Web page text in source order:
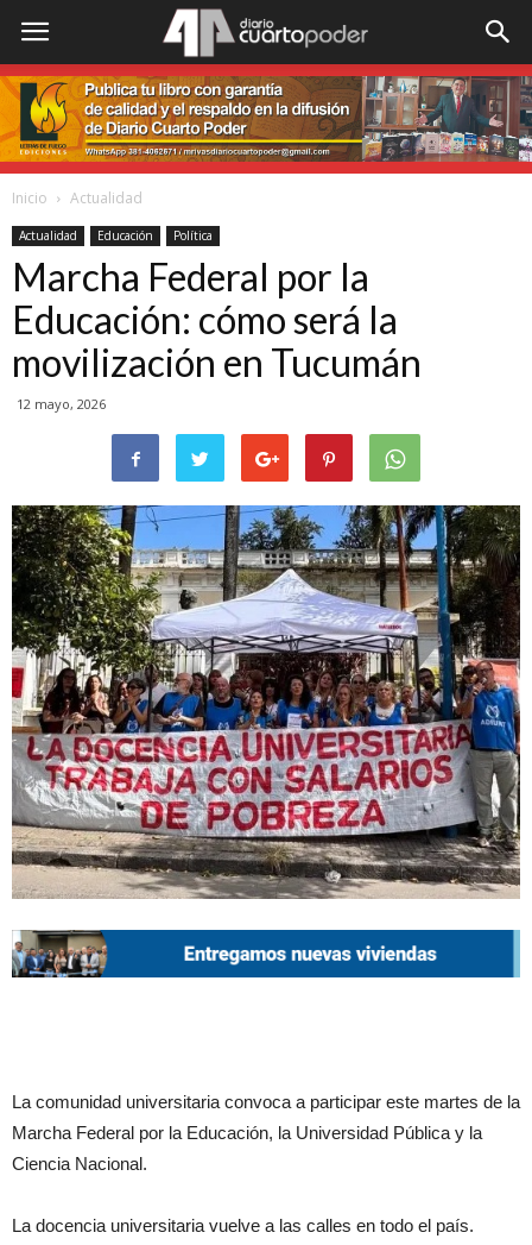
Inicio Actualidad
Actualidad Educación Política
Marcha Federal por la
Educación: cómo será la
movilización en Tucumán
12 mayo, 2026
La comunidad universitaria convoca a participar este martes de la
Marcha Federal por la Educación, la Universidad Pública y la
Ciencia Nacional.
La docencia universitaria vuelve a las calles en todo el país.